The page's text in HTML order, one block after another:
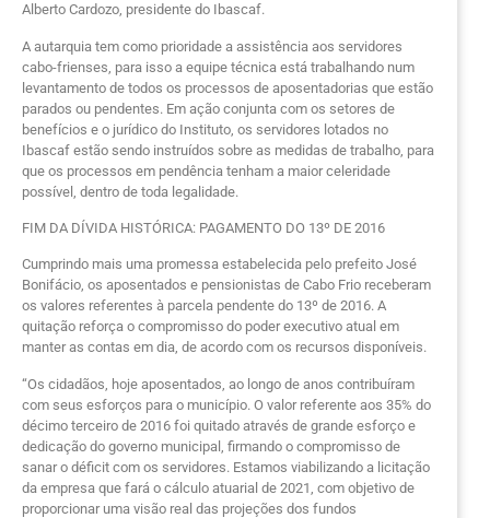
Alberto Cardozo, presidente do Ibascaf.
A autarquia tem como prioridade a assistência aos servidores
cabo-frienses, para isso a equipe técnica está trabalhando num
levantamento de todos os processos de aposentadorias que estão
parados ou pendentes. Em ação conjunta com os setores de
benefícios e o jurídico do Instituto, os servidores lotados no
Ibascaf estão sendo instruídos sobre as medidas de trabalho, para
que os processos em pendência tenham a maior celeridade
possível, dentro de toda legalidade.
FIM DA DÍVIDA HISTÓRICA: PAGAMENTO DO 13º DE 2016
Cumprindo mais uma promessa estabelecida pelo prefeito José
Bonifácio, os aposentados e pensionistas de Cabo Frio receberam
os valores referentes à parcela pendente do 13º de 2016. A
quitação reforça o compromisso do poder executivo atual em
manter as contas em dia, de acordo com os recursos disponíveis.
“Os cidadãos, hoje aposentados, ao longo de anos contribuíram
com seus esforços para o município. O valor referente aos 35% do
décimo terceiro de 2016 foi quitado através de grande esforço e
dedicação do governo municipal, firmando o compromisso de
sanar o déficit com os servidores. Estamos viabilizando a licitação
da empresa que fará o cálculo atuarial de 2021, com objetivo de
proporcionar uma visão real das projeções dos fundos